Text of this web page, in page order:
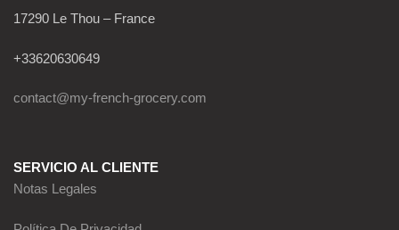
17290 Le Thou – France
+33620630649
contact@my-french-grocery.com
SERVICIO AL CLIENTE
Notas Legales